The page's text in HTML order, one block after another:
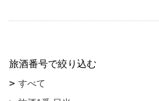
旅酒番号で絞り込む
すべて